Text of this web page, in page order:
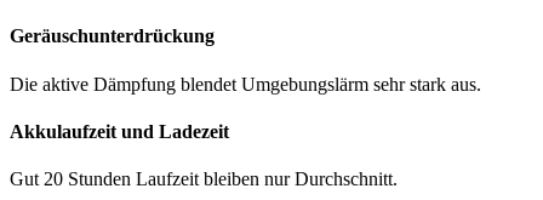
Geräuschunterdrückung
Die aktive Dämpfung blendet Umgebungslärm sehr stark aus.
Akkulaufzeit und Ladezeit
Gut 20 Stunden Laufzeit bleiben nur Durchschnitt.